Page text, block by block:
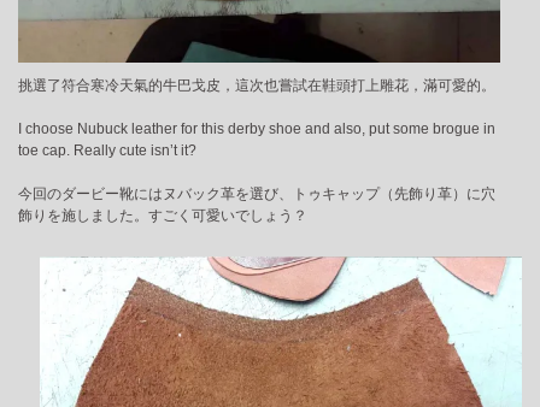
挑選了符合寒冷天氣的牛巴戈皮，這次也嘗試在鞋頭打上雕花，滿可愛的。
I choose Nubuck leather for this derby shoe and also, put some brogue in
toe cap. Really cute isn’t it?
今回のダービー靴にはヌバック革を選び、トゥキャップ（先飾り革）に穴
飾りを施しました。すごく可愛いでしょう？